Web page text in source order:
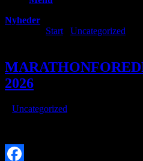
Nyheder
Start Uncategorized
2026
Uncategorized